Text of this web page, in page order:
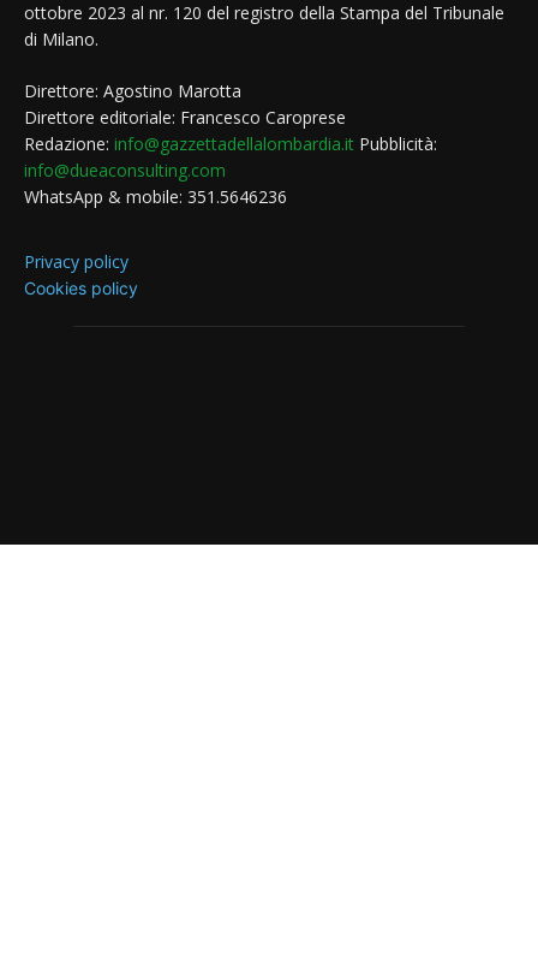
ottobre 2023 al nr. 120 del registro della Stampa del Tribunale
di Milano.
Direttore: Agostino Marotta
Direttore editoriale: Francesco Caroprese
Redazione: info@gazzettadellalombardia.it Pubblicità:
info@dueaconsulting.com
WhatsApp & mobile: 351.5646236
Privacy policy
Cookies policy